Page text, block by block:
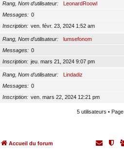
Rang, Nom d’utilisateur
LeonardRoowl
Messages
0
Inscription
ven. févr. 23, 2024 1:52 am
Rang, Nom d’utilisateur
lumsefonom
Messages
0
Inscription
jeu. mars 21, 2024 9:07 pm
Rang, Nom d’utilisateur
Lindadiz
Messages
0
Inscription
ven. mars 22, 2024 12:21 pm
5 utilisateurs • Page
Accueil du forum